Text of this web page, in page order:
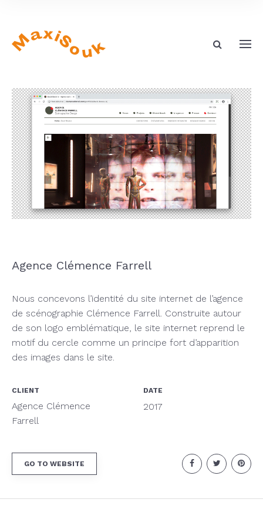
Agence Clémence Farrell
Nous concevons l’identité du site internet de l’agence
de scénographie Clémence Farrell. Construite autour
de son logo emblématique, le site internet reprend le
motif du cercle comme un principe fort d’apparition
des images dans le site.
CLIENT
Agence Clémence
Farrell
DATE
2017
GO TO WEBSITE